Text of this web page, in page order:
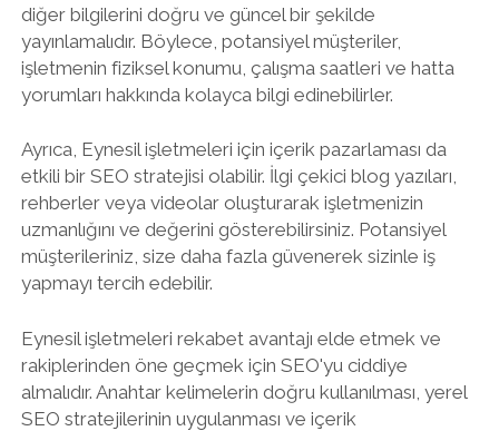
diğer bilgilerini doğru ve güncel bir şekilde
yayınlamalıdır. Böylece, potansiyel müşteriler,
işletmenin fiziksel konumu, çalışma saatleri ve hatta
yorumları hakkında kolayca bilgi edinebilirler.
Ayrıca, Eynesil işletmeleri için içerik pazarlaması da
etkili bir SEO stratejisi olabilir. İlgi çekici blog yazıları,
rehberler veya videolar oluşturarak işletmenizin
uzmanlığını ve değerini gösterebilirsiniz. Potansiyel
müşterileriniz, size daha fazla güvenerek sizinle iş
yapmayı tercih edebilir.
Eynesil işletmeleri rekabet avantajı elde etmek ve
rakiplerinden öne geçmek için SEO'yu ciddiye
almalıdır. Anahtar kelimelerin doğru kullanılması, yerel
SEO stratejilerinin uygulanması ve içerik